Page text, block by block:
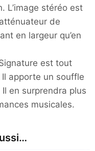
L’image stéréo est
de
en largeur qu’en
est tout
apporte un souffle
en surprendra plus
musicales.